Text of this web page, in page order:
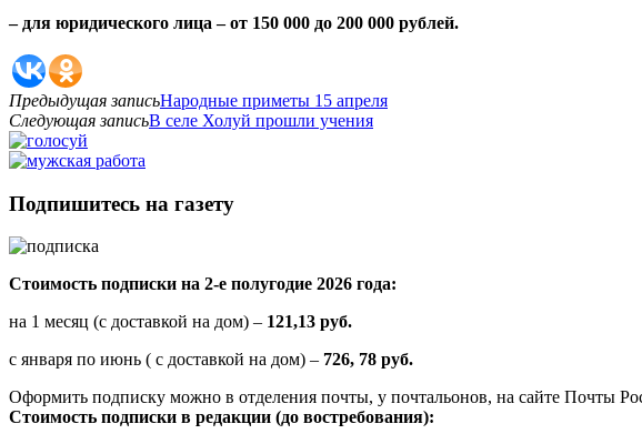
– для юридического лица – от 150 000 до 200 000 рублей.
Предыдущая записьНародные приметы 15 апреля
Следующая записьВ селе Холуй прошли учения
Подпишитесь на газету
Стоимость подписки на 2-е полугодие 2026 года:
на 1 месяц (с доставкой на дом) – 121,13 руб.
с января по июнь ( с доставкой на дом) – 726, 78 руб.
Оформить подписку можно в отделения почты, у почтальонов, на сайте Почты
Стоимость подписки в редакции (до востребования):